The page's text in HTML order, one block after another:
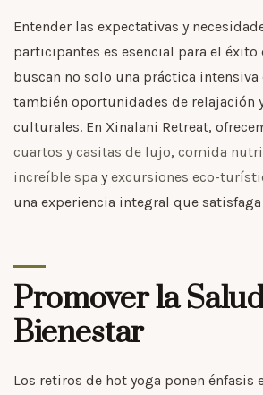
Entender las expectativas y
participantes es esencial para el
buscan no solo una práctica intensiva
también oportunidades de relajación
culturales. En Xinalani Retreat,
cuartos y casitas de lujo, comida
increíble spa y excursiones eco-
una experiencia integral que
Promover la
Bienestar
Los retiros de hot yoga ponen énfasis